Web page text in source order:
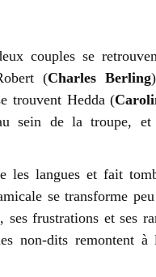
couples se
(Charles Berling
trouvent Hedda (
sein de la troupe,
langues et fait
se transforme
ses frustrations et ses
non-dits remontent